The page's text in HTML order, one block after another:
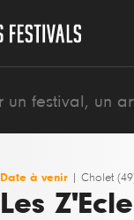
Date à venir Cholet
Les